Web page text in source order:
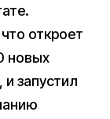
что откроет
новых
запустил